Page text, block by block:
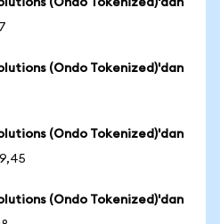
(Ondo Tokenized)'dan
(Ondo Tokenized)'dan
(Ondo Tokenized)'dan
(Ondo Tokenized)'dan